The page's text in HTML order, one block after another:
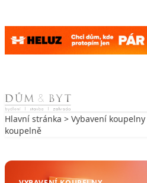
Skip to content
Hlavní stránka > Vybavení koupelny
koupelně